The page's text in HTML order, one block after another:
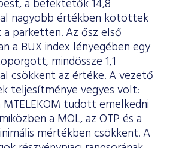
a befektetők 14,8
nagyobb értékben kötöttek
parketten. Az ősz első
a BUX index lényegében egy
mindössze 1,1
csökkent az értéke. A vezető
teljesítménye vegyes volt:
tudott emelkedni
a MOL, az OTP és a
mértékben csökkent. A